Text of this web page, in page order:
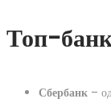
Топ-
Сбербанк –